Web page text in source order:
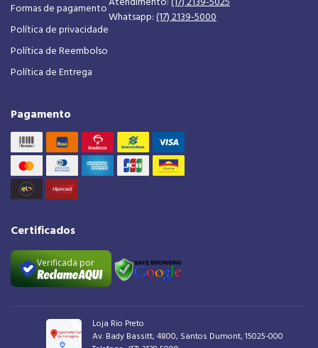
Formas de pagamento
Política de privacidade
Política de Reembolso
Política de Entrega
Whatsapp: (17) 2139-5000
Pagamento
Certificados
Verificada por
Loja Rio Preto
Av. Bady Bassitt, 4800, Santos Dumont, 15025-000